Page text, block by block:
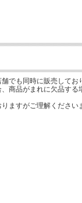
でも同時に販売してお
商品がまれに欠品する
ますがご理解ください